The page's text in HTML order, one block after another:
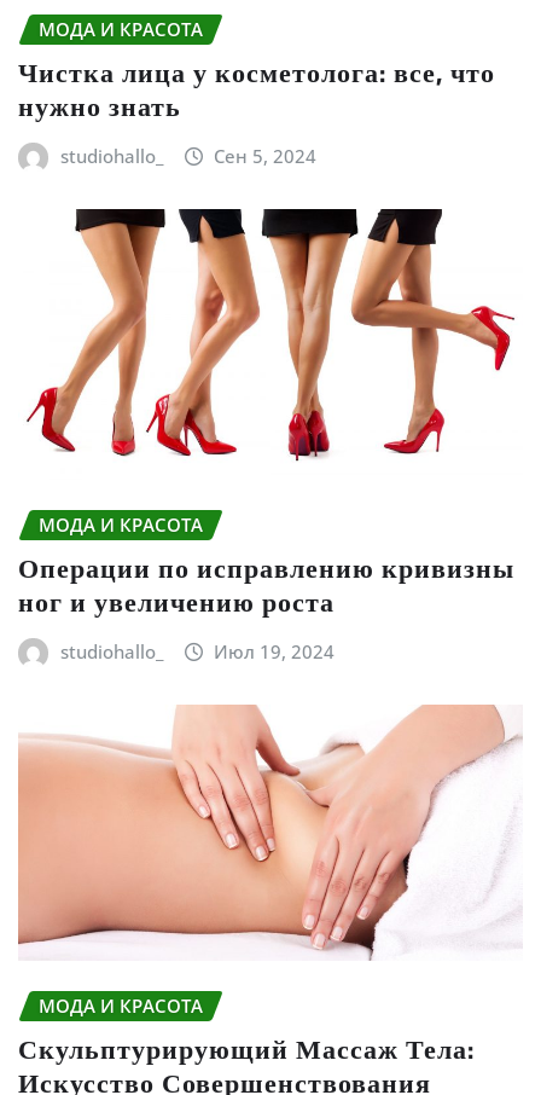
МОДА И КРАСОТА
Чистка лица у косметолога: все, что
нужно знать
studiohallo_ Сен 5, 2024
МОДА И КРАСОТА
Операции по исправлению кривизны
ног и увеличению роста
studiohallo_ Июл 19, 2024
МОДА И КРАСОТА
Скульптурирующий Массаж Тела:
Искусство Совершенствования